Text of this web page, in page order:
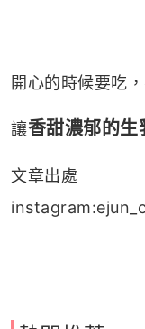
開心的時候要吃
讓香甜濃郁的生
文章出處
instagram:ejun_c